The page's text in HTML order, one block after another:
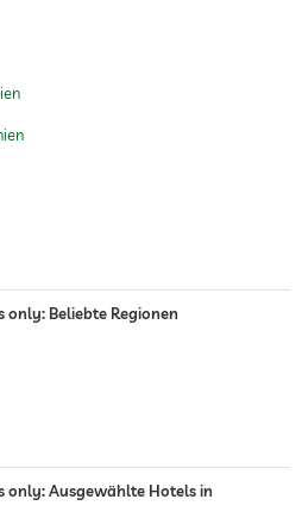
only: Beliebte Regionen
only: Ausgewählte Hotels in